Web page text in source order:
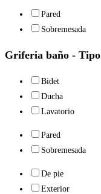
Pared
Sobremesada
Griferia baño - Tipo
Bidet
Ducha
Lavatorio
Pared
Sobremesada
De pie
Exterior